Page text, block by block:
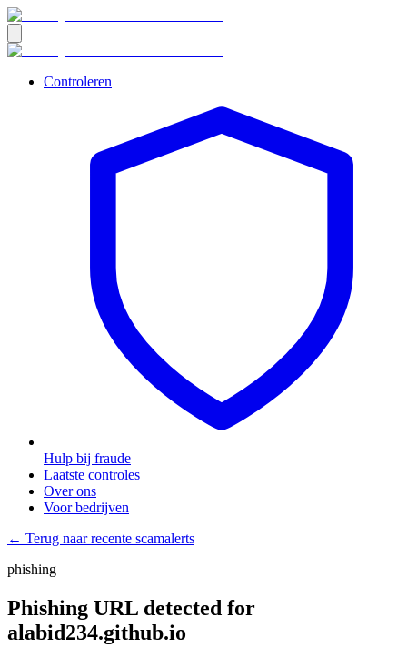
Controleren
Hulp bij fraude
Laatste controles
Over ons
Voor bedrijven
← Terug naar recente scamalerts
phishing
Phishing URL detected for
alabid234.github.io